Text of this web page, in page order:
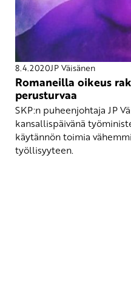
8.4.2020JP Väisänen
Romaneilla oikeus
perusturvaa
SKP:n puheenjohtaja JP
kansallispäivänä
käytännön toimia
työllisyyteen.